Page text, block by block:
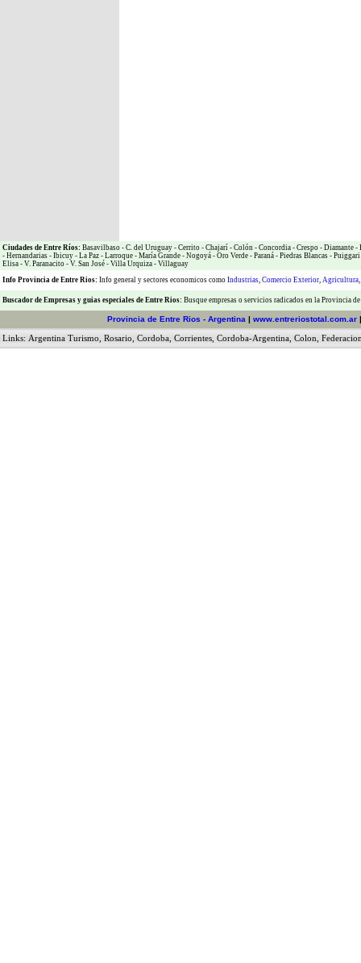
Ciudades de Entre Ríos: Basavilbaso - C. del Uruguay - Cerrito - Chajarí - Colón - Concordia - Crespo - Diamante -
- Hernandarias - Ibicuy - La Paz - Larroque - María Grande - Nogoyá - Oro Verde - Paraná - Piedras Blancas - Puiggari
Elisa - V. Paranacito - V. San José - Villa Urquiza - Villaguay
Info Provincia de Entre Rios: Info general y sectores economicos como Industrias, Comercio Exterior, Agricultura,
Buscador de Empresas y guias especiales de Entre Rios: Busque empresas o servicios radicados en la Provincia
Provincia de Entre Rios - Argentina | www.entreriostotal.com.ar
Links: Argentina Turismo Rosario Cordoba Corrientes Cordoba-Argentina Colon